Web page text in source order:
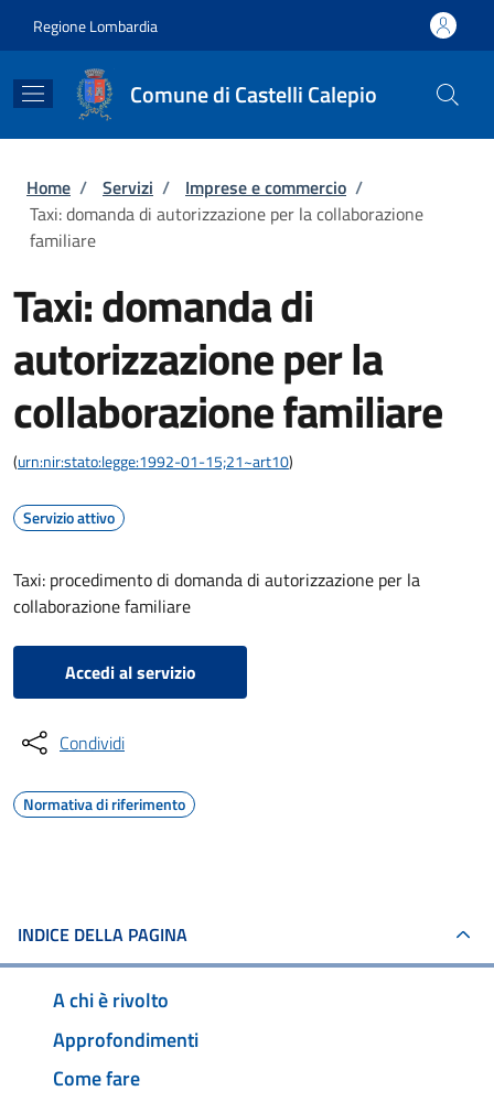
Regione Lombardia
Comune di Castelli Calepio
Briciole di pane
Home / Servizi / Imprese e commercio /
Taxi: domanda di autorizzazione per la collaborazione
familiare
Taxi: domanda di
autorizzazione per la
collaborazione familiare
(urn:nir:stato:legge:1992-01-15;21~art10)
Servizio attivo
Taxi: procedimento di domanda di autorizzazione per la
collaborazione familiare
Accedi al servizio
Condividi
Normativa di riferimento
INDICE DELLA PAGINA
A chi è rivolto
Approfondimenti
Come fare